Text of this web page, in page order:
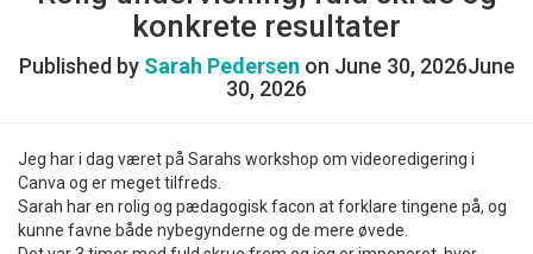
konkrete resultater
Published by Sarah Pedersen on June 30, 2026June
30, 2026
Jeg har i dag været på Sarahs workshop om videoredigering i
Canva og er meget tilfreds.
Sarah har en rolig og pædagogisk facon at forklare tingene på, og
kunne favne både nybegynderne og de mere øvede.